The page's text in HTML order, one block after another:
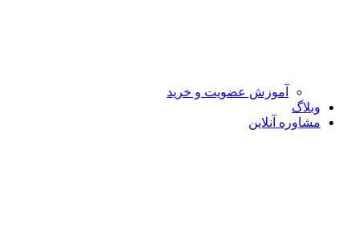
آموزش عضویت و خرید
وبلاگ
مشاوره آنلاین